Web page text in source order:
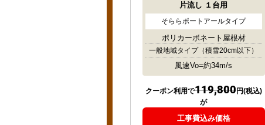
片流し １台用
そららポートアールタイプ
ポリカーボネート屋根材
一般地域タイプ （積雪20cm以下）
風速Vo=約34m/s
クーポン利用で119,800円(税込)
が
工事費込み価格